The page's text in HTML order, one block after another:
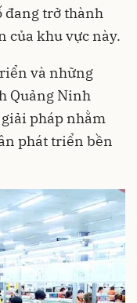
đang trở thành
của khu vực này.
và những
Quảng Ninh
pháp nhằm
phát triển bền